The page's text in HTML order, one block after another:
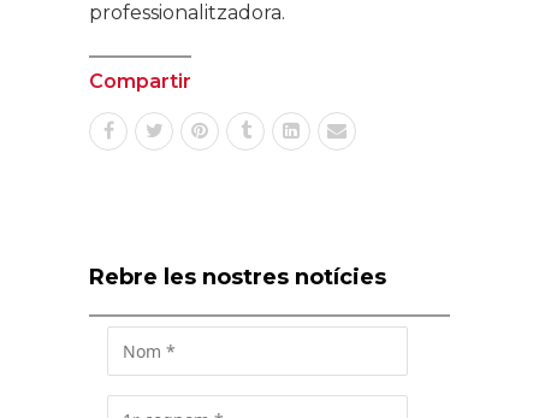
professionalitzadora.
Compartir
Rebre les nostres notícies